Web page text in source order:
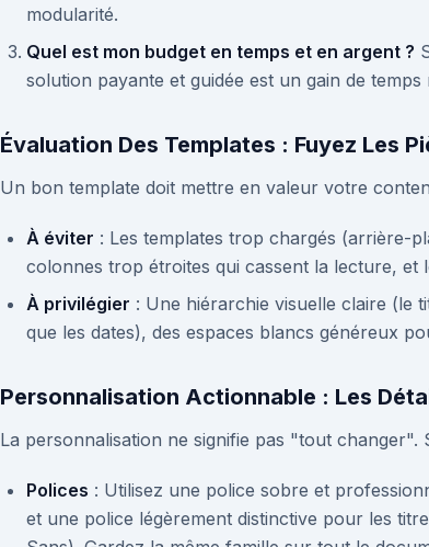
modularité.
Quel est mon budget en temps et en argent ?
solution payante et guidée est un gain de temps
Évaluation Des Templates : Fuyez Les
Un bon template doit mettre en valeur votre
À éviter : Les templates trop chargés (arrière-
colonnes trop étroites qui cassent la lecture, et
À privilégier : Une hiérarchie visuelle claire (le
que les dates), des espaces blancs généreux
Personnalisation Actionnable : Les
La personnalisation ne signifie pas "tout changer".
Polices : Utilisez une police sobre et
et une police légèrement distinctive pour les